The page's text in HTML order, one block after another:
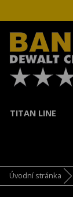
TITAN LINE
Úvodní stránka